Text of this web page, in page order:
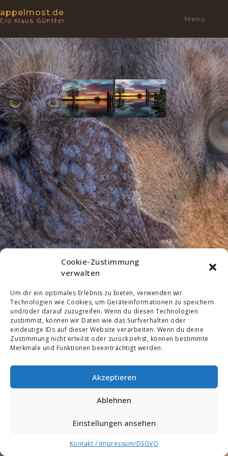
Cookie-Zustimmung
verwalten
Um dir ein optimales Erlebnis zu bieten, verwenden wir
Technologien wie Cookies, um Geräteinformationen zu speichern
und/oder darauf zuzugreifen. Wenn du diesen Technologien
zustimmst, können wir Daten wie das Surfverhalten oder
eindeutige IDs auf dieser Website verarbeiten. Wenn du deine
Zustimmung nicht erteilst oder zurückziehst, können bestimmte
Merkmale und Funktionen beeinträchtigt werden.
Akzeptieren
Ablehnen
Einstellungen ansehen
Kontakt / Impressum/DSGVO
appelmost.de
C/o Klaus Günther Menu